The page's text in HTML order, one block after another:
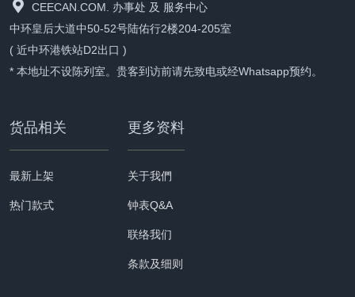
CEECAN.COM. 办事处 及 服务中心
中环皇后大道中50-52号陆佑行2楼204-205室
( 近中环港铁站D2出口 )
* 本地址不设陈列室。贵客到访前请先致电或经Whatsapp预约。
货品相关
最新上架
热门款式
更多资料
关于我們
钟表Q&A
联络我们
条款及细则